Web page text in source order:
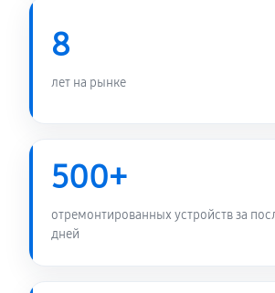
8
лет на рынке
500+
отремонтированных устройств за
дней